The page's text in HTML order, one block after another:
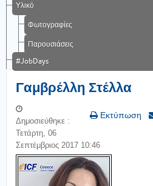
Υλικό
Φωτογραφίες
Παρουσιάσεις
#JobDays
Γαμβρέλλη Στέλλα
Εκτύπωση
Δημοσιεύθηκε :
Τετάρτη, 06
Σεπτέμβριος 2017 10:46